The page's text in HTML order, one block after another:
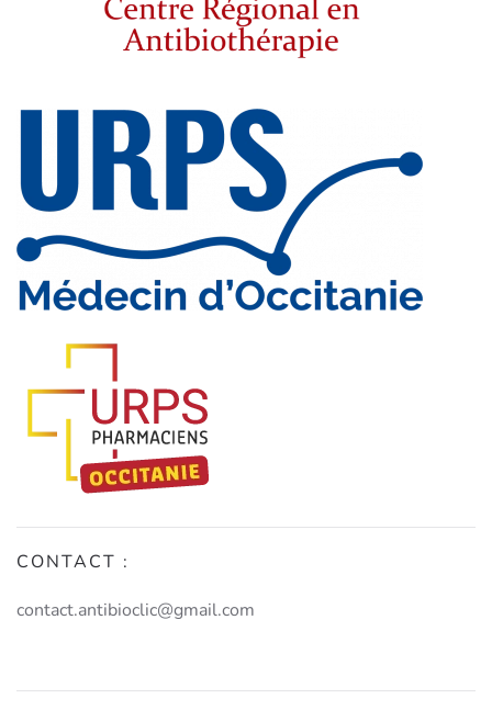
CONTACT :
contact.antibioclic@gmail.com